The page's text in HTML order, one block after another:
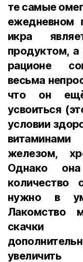
те самые
ежедневном
икра
продуктом,
рационе
весьма
что он
усвоиться
условии
железом,
Однако
количество
нужно в
Лакомство
скачки